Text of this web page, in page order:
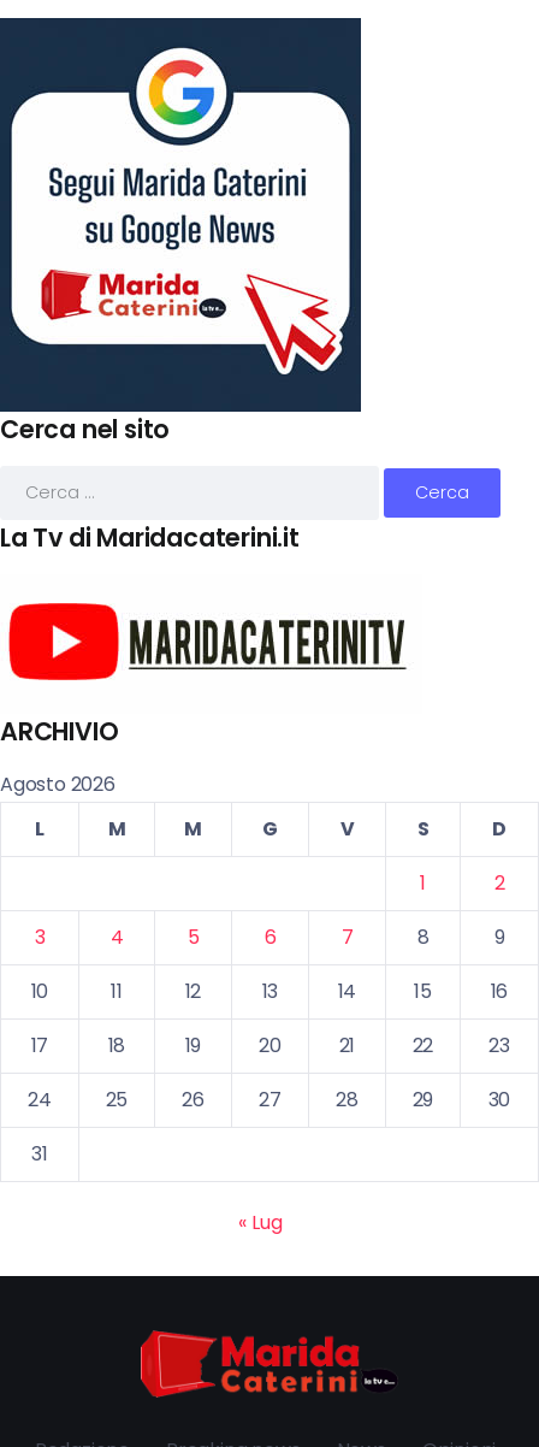
Cerca nel sito
La Tv di Maridacaterini.it
ARCHIVIO
Agosto 2026
L
M M G V S
D
1
2
3
4 5 6 7 8
9
10
11 12 13 14 15
16
17
18 19 20 21 22
23
24
25 26 27 28 29
30
31
« Lug